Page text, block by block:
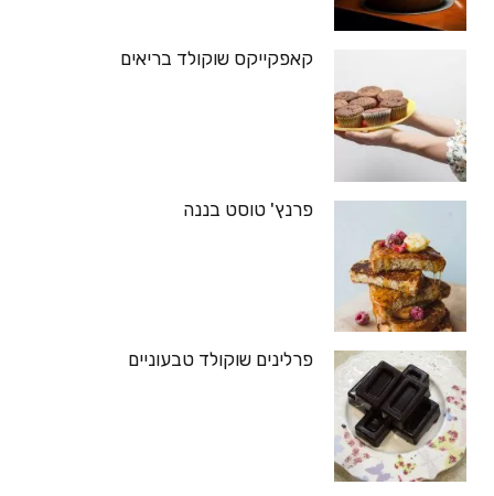
קאפקייקס שוקולד בריאים
פרנץ' טוסט בננה
פרלינים שוקולד טבעוניים